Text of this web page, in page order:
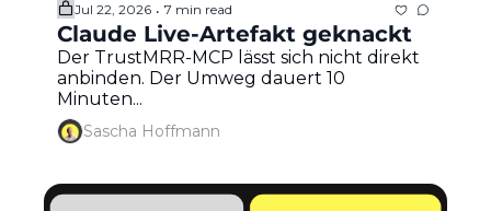
Jul 22, 2026 • 7 min read
Claude Live-Artefakt geknackt
Der TrustMRR-MCP lässt sich nicht direkt
anbinden. Der Umweg dauert 10
Minuten...
Sascha Hoffmann